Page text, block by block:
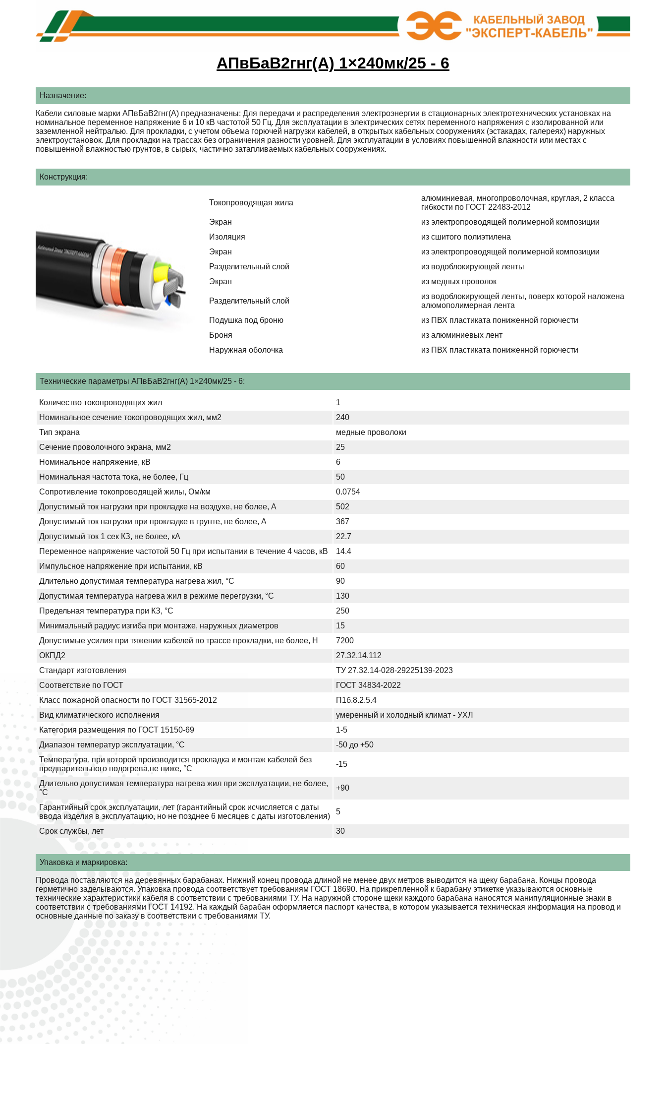
АПвБаВ2гнг(А) 1×240мк/25 - 6
Назначение:
Кабели силовые марки АПвБаВ2гнг(А) предназначены: Для передачи и распределения электроэнергии в стационарных электротехнических установках на
номинальное переменное напряжение 6 и 10 кВ частотой 50 Гц. Для эксплуатации в электрических сетях переменного напряжения с изолированной или
заземленной нейтралью. Для прокладки, с учетом объема горючей нагрузки кабелей, в открытых кабельных сооружениях (эстакадах, галереях) наружных
электроустановок. Для прокладки на трассах без ограничения разности уровней. Для эксплуатации в условиях повышенной влажности или местах с
повышенной влажностью грунтов, в сырых, частично затапливаемых кабельных сооружениях.
Конструкция:
Токопроводящая жила
алюминиевая, многопроволочная, круглая, 2 класса
гибкости по ГОСТ 22483-2012
Экран
из электропроводящей полимерной композиции
Изоляция
из сшитого полиэтилена
Экран
из электропроводящей полимерной композиции
Разделительный слой
из водоблокирующей ленты
Экран
из медных проволок
Разделительный слой
из водоблокирующей ленты, поверх которой наложена
алюмополимерная лента
Подушка под броню
из ПВХ пластиката пониженной горючести
Броня
из алюминиевых лент
Наружная оболочка
из ПВХ пластиката пониженной горючести
Технические параметры АПвБаВ2гнг(А) 1×240мк/25 - 6:
Количество токопроводящих жил
1
Номинальное сечение токопроводящих жил, мм2
240
Тип экрана
медные проволоки
Сечение проволочного экрана, мм2
25
Номинальное напряжение, кВ
6
Номинальная частота тока, не более, Гц
50
Сопротивление токопроводящей жилы, Ом/км
0.0754
Допустимый ток нагрузки при прокладке на воздухе, не более, А
502
Допустимый ток нагрузки при прокладке в грунте, не более, А
367
Допустимый ток 1 сек КЗ, не более, кА
22.7
Переменное напряжение частотой 50 Гц при испытании в течение 4 часов, кВ
14.4
Импульсное напряжение при испытании, кВ
60
Длительно допустимая температура нагрева жил, °С
90
Допустимая температура нагрева жил в режиме перегрузки, °С
130
Предельная температура при КЗ, °С
250
Минимальный радиус изгиба при монтаже, наружных диаметров
15
Допустимые усилия при тяжении кабелей по трассе прокладки, не более, Н
7200
ОКПД2
27.32.14.112
Стандарт изготовления
ТУ 27.32.14-028-29225139-2023
Соответствие по ГОСТ
ГОСТ 34834-2022
Класс пожарной опасности по ГОСТ 31565-2012
П1б.8.2.5.4
Вид климатического исполнения
умеренный и холодный климат - УХЛ
Категория размещения по ГОСТ 15150-69
1-5
Диапазон температур эксплуатации, °С
-50 до +50
Температура, при которой производится прокладка и монтаж кабелей без
предварительного подогрева,не ниже, °С
-15
Длительно допустимая температура нагрева жил при эксплуатации, не более,
°С
+90
Гарантийный срок эксплуатации, лет (гарантийный срок исчисляется с даты
ввода изделия в эксплуатацию, но не позднее 6 месяцев с даты изготовления)
5
Срок службы, лет 30
Упаковка и маркировка:
Провода поставляются на деревянных барабанах. Нижний конец провода длиной не менее двух метров выводится на щеку барабана. Концы провода
герметично заделываются. Упаковка провода соответствует требованиям ГОСТ 18690. На прикрепленной к барабану этикетке указываются основные
технические характеристики кабеля в соответствии с требованиями ТУ. На наружной стороне щеки каждого барабана наносятся манипуляционные знаки в
соответствии с требованиями ГОСТ 14192. На каждый барабан оформляется паспорт качества, в котором указывается техническая информация на провод и
основные данные по заказу в соответствии с требованиями ТУ.